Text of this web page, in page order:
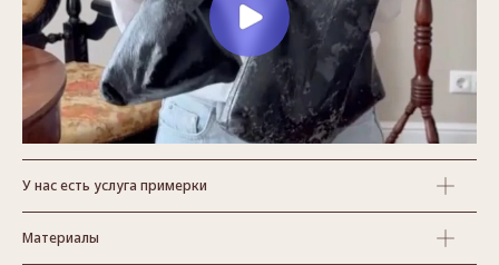
У нас есть услуга примерки
Материалы